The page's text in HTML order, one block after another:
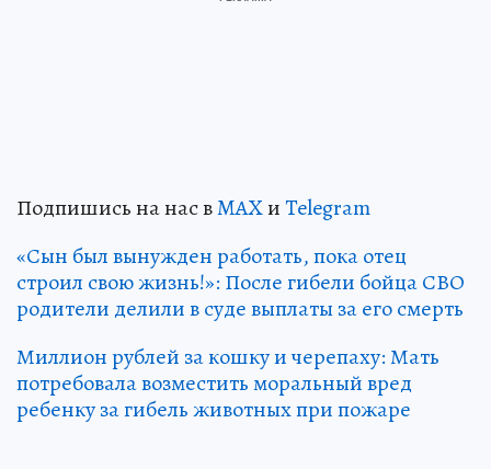
Подпишись на нас вMAXиTelegram
«Сын был вынужден работать, пока отец
строил свою жизнь!»: После гибели бойца СВО
родители делили в суде выплаты за его смерть
Миллион рублей за кошку и черепаху: Мать
потребовала возместить моральный вред
ребенку за гибель животных при пожаре